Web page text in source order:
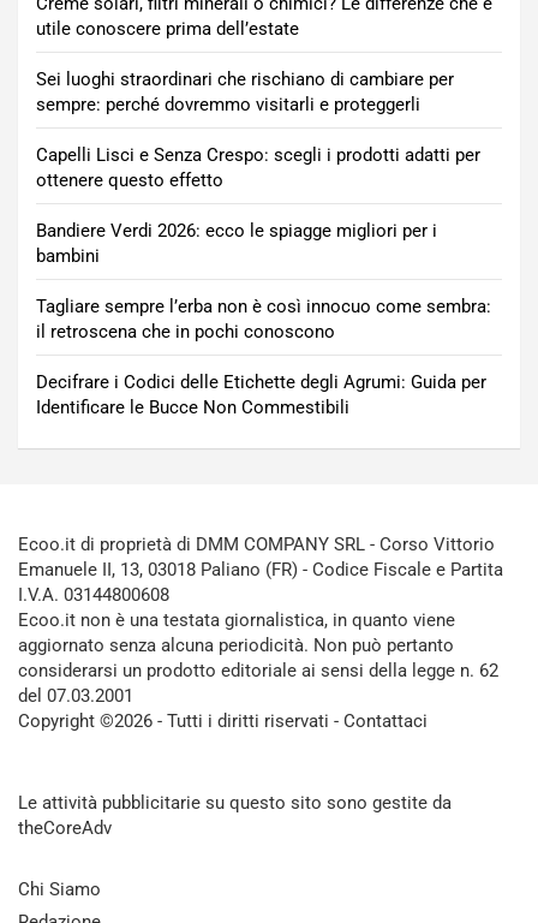
utile conoscere prima dell’estate
Sei luoghi straordinari che rischiano di cambiare per
sempre: perché dovremmo visitarli e proteggerli
Capelli Lisci e Senza Crespo: scegli i prodotti adatti per
ottenere questo effetto
Bandiere Verdi 2026: ecco le spiagge migliori per i
bambini
Tagliare sempre l’erba non è così innocuo come sembra:
il retroscena che in pochi conoscono
Decifrare i Codici delle Etichette degli Agrumi: Guida per
Identificare le Bucce Non Commestibili
Ecoo.it di proprietà di DMM COMPANY SRL - Corso Vittorio
Emanuele II, 13, 03018 Paliano (FR) - Codice Fiscale e Partita
I.V.A. 03144800608
Ecoo.it non è una testata giornalistica, in quanto viene
aggiornato senza alcuna periodicità. Non può pertanto
considerarsi un prodotto editoriale ai sensi della legge n. 62
del 07.03.2001
Copyright ©2026 - Tutti i diritti riservati - Contattaci
Le attività pubblicitarie su questo sito sono gestite da
theCoreAdv
Chi Siamo